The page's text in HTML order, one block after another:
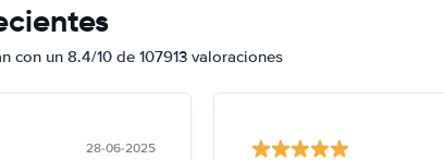
con un 8.4/10 de 107913 valoraciones
28-06-2025